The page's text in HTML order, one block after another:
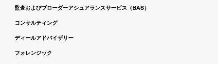
監査およびブローダーアシュアランスサービス（BAS）
コンサルティング
ディールアドバイザリー
フォレンジック